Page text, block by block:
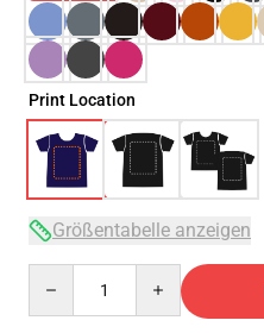
Print Location
Größentabelle anzeigen